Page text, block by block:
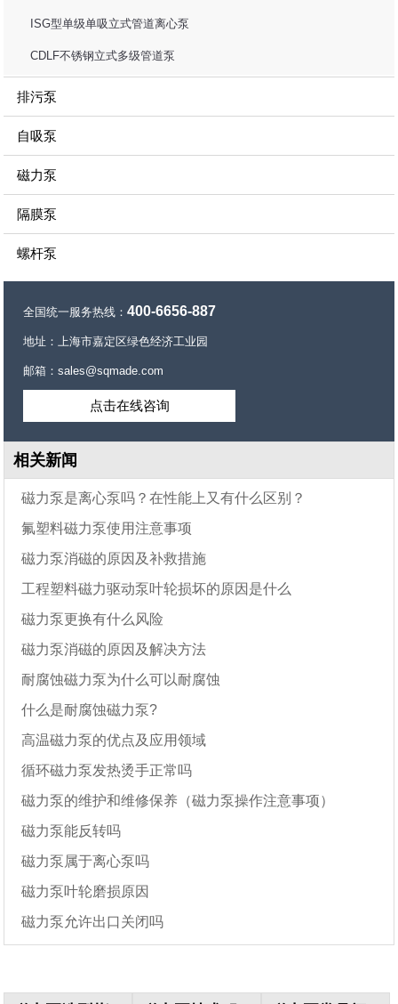
ISG型单级单吸立式管道离心泵
CDLF不锈钢立式多级管道泵
排污泵
自吸泵
磁力泵
隔膜泵
螺杆泵
全国统一服务热线：400-6656-887
地址：上海市嘉定区绿色经济工业园
邮箱：sales@sqmade.com
点击在线咨询
相关新闻
磁力泵是离心泵吗？在性能上又有什么区别？
氟塑料磁力泵使用注意事项
磁力泵消磁的原因及补救措施
工程塑料磁力驱动泵叶轮损坏的原因是什么
磁力泵更换有什么风险
磁力泵消磁的原因及解决方法
耐腐蚀磁力泵为什么可以耐腐蚀
什么是耐腐蚀磁力泵?
高温磁力泵的优点及应用领域
循环磁力泵发热烫手正常吗
磁力泵的维护和维修保养（磁力泵操作注意事项）
磁力泵能反转吗
磁力泵属于离心泵吗
磁力泵叶轮磨损原因
磁力泵允许出口关闭吗